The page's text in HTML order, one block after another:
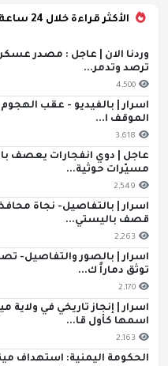
الأكثر قراءة خلال 24 ساعة
وردنا الان | عاجل : مصدر
ترصد وتدمر...
4,500
الموقف ا...
3,618
عاجل | دوي انفجارات يعصف
مسيّرات حوثية...
2,549
اسرار | بالتفاصيل- نجاة
قصف باليستي...
2,263
اسرار | بالصور والتفاصيل-
توثق دماراً ك...
2,170
اسرار | إنجاز تاريخي في
اسمها كأول قا...
2,163
الحكومة اليمنية: استهداف